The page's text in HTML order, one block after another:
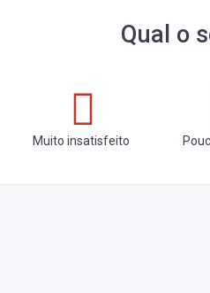
Qual o
Muito insatisfeito